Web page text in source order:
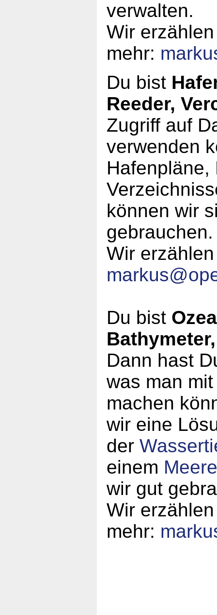
verwalten.
Wir
mehr:
Du bist
Reeder,
Zugriff auf
verwenden
Hafenpläne,
können wir
Wir
markus@
Du bist
Dann hast
was man
machen
wir eine
der
einem
wir gut
Wir
mehr: